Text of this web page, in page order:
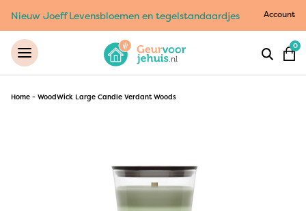
Nieuw Joeff Levensbloemen en tegelstandaardjes Account
0
Home - WoodWick Large Candle Verdant Woods